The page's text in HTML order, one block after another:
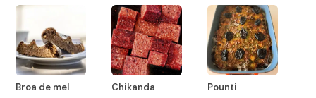
Broa de mel Chikanda Pounti